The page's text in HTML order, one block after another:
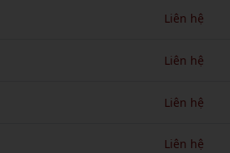
Liên hệ
Liên hệ
Liên hệ
Liên hệ